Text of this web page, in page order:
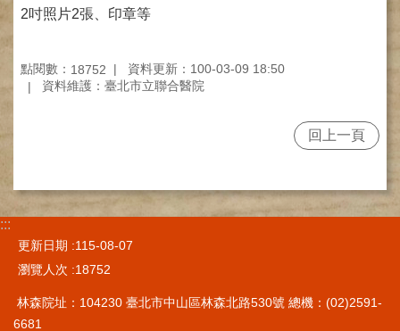
就
南
國
際
流
訓
練
中
心
2吋照片2張、印章等
點閱數： 18752
資料更新：100-03-09 18:50
資料維護：臺北市立聯合醫院
回上一頁
:::
更新日期
115-08-07
瀏覽人次
18752
林森院址：104230 臺北市中山區林森北路530號 總機：(02)2591-
6681